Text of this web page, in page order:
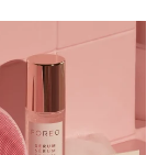
estimée8/11/26
estimée
estimée